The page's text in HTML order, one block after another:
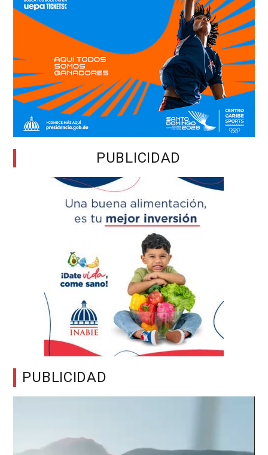
PUBLICIDAD
PUBLICIDAD